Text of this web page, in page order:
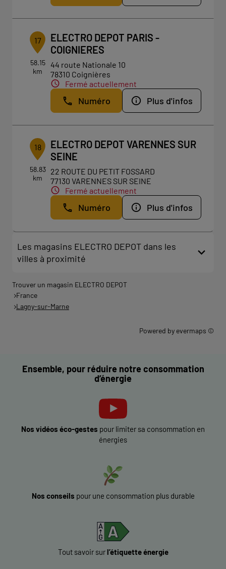
17
58.15
km
ELECTRO DEPOT PARIS -
COIGNIERES
44 route Nationale 10
78310 Coignières
Fermé actuellement
Numéro Plus d'infos
18
58.83
km
ELECTRO DEPOT VARENNES SUR
SEINE
22 ROUTE DU PETIT FOSSARD
77130 VARENNES SUR SEINE
Fermé actuellement
Numéro Plus d'infos
Les magasins ELECTRO DEPOT dans les
villes à proximité
Trouver un magasin ELECTRO DEPOT
France
Lagny-sur-Marne
Powered by evermaps ©
Ensemble, pour réduire notre consommation
d’énergie
Nos vidéos éco-gestes pour limiter sa consommation en
énergies
Nos conseils pour une consommation plus durable
Tout savoir surl’étiquette énergie